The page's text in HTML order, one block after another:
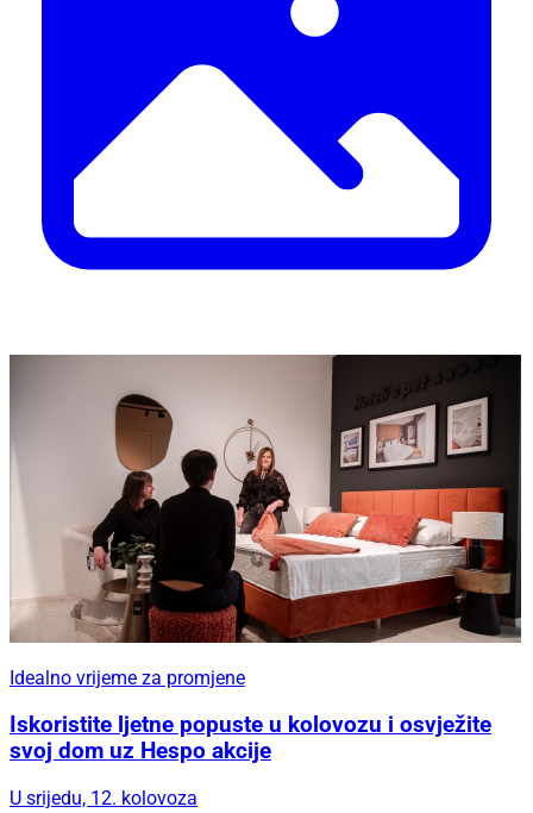
Idealno vrijeme za promjene
Iskoristite ljetne popuste u kolovozu i osvježite
svoj dom uz Hespo akcije
U srijedu, 12. kolovoza